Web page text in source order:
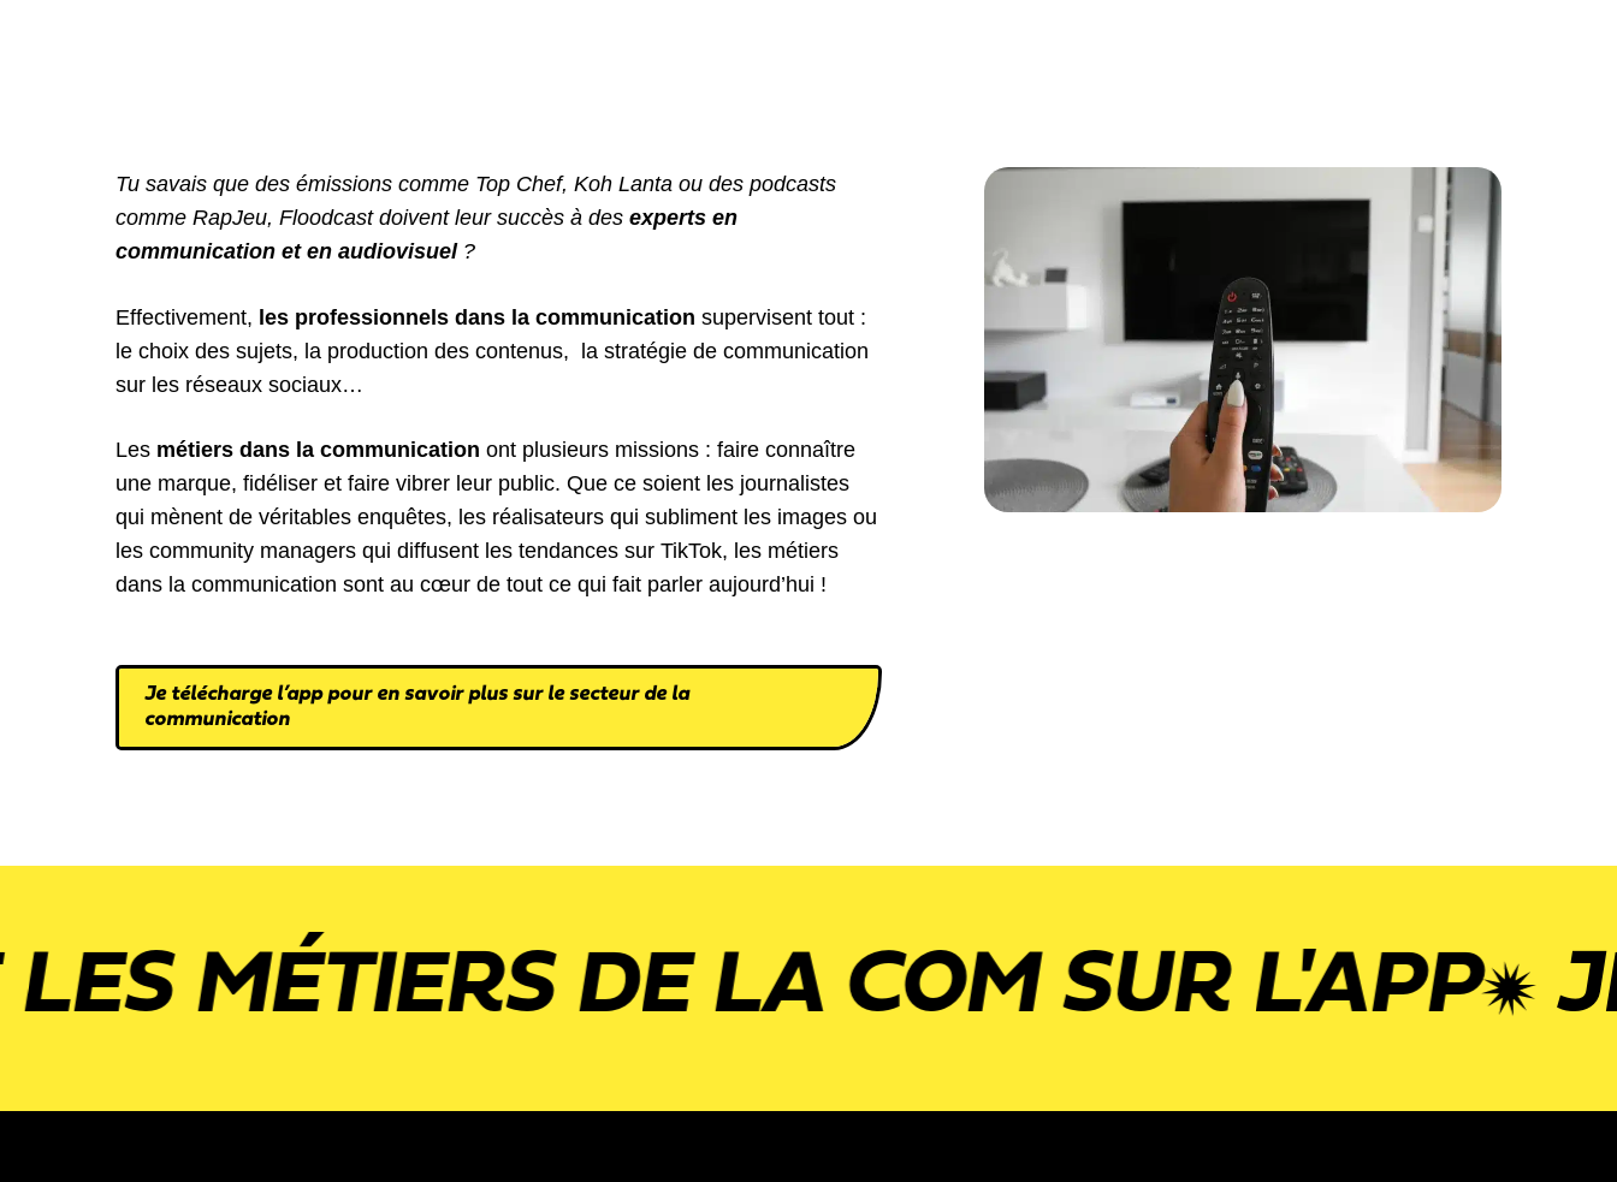
Tu savais que des émissions comme Top Chef, Koh Lanta ou des podcasts
comme RapJeu, Floodcast doivent leur succès à des experts en
communication et en audiovisuel?
Effectivement, les professionnels dans la communication supervisent tout :
le choix des sujets, la production des contenus, la stratégie de communication
sur les réseaux sociaux…
Les métiers dans la communication ont plusieurs missions : faire connaître
une marque, fidéliser et faire vibrer leur public. Que ce soient les journalistes
qui mènent de véritables enquêtes, les réalisateurs qui subliment les images ou
les community managers qui diffusent les tendances sur TikTok, les métiers
dans la communication sont au cœur de tout ce qui fait parler aujourd’hui !
Je télécharge l’app pour en savoir plus sur le secteur de la
communication
DE LA COM SUR L'APP JE